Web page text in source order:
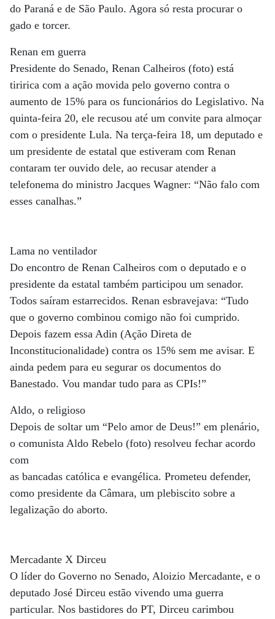
do Paraná e de São Paulo. Agora só resta procurar o
gado e torcer.
Renan em guerra
Presidente do Senado, Renan Calheiros (foto) está
tiririca com a ação movida pelo governo contra o
aumento de 15% para os funcionários do Legislativo. Na
quinta-feira 20, ele recusou até um convite para almoçar
com o presidente Lula. Na terça-feira 18, um deputado e
um presidente de estatal que estiveram com Renan
contaram ter ouvido dele, ao recusar atender a
telefonema do ministro Jacques Wagner: “Não falo com
esses canalhas.”
Lama no ventilador
Do encontro de Renan Calheiros com o deputado e o
presidente da estatal também participou um senador.
Todos saíram estarrecidos. Renan esbravejava: “Tudo
que o governo combinou comigo não foi cumprido.
Depois fazem essa Adin (Ação Direta de
Inconstitucionalidade) contra os 15% sem me avisar. E
ainda pedem para eu segurar os documentos do
Banestado. Vou mandar tudo para as CPIs!”
Aldo, o religioso
Depois de soltar um “Pelo amor de Deus!” em plenário,
o comunista Aldo Rebelo (foto) resolveu fechar acordo
com
as bancadas católica e evangélica. Prometeu defender,
como presidente da Câmara, um plebiscito sobre a
legalização do aborto.
Mercadante X Dirceu
O líder do Governo no Senado, Aloizio Mercadante, e o
deputado José Dirceu estão vivendo uma guerra
particular. Nos bastidores do PT, Dirceu carimbou